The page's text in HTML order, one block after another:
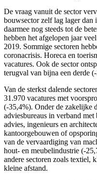
De vraag vanuit de sector
bouwsector zelf lag lager dan
daarmee nog steeds tot de
hebben het afgelopen jaar
2019. Sommige sectoren
coronacrisis. Horeca en
vacatures. Ook de sector
terugval van bijna een derde
Van de sterkst dalende
31.970 vacatures met
(-35,4%). Onder de zakelijke
adviesbureaus in verband
advies, ingenieurs en
kantoorgebouwen of
van de vervaardiging van
hout- en meubelindustrie (-
andere sectoren zoals textiel,
kleine afstand.